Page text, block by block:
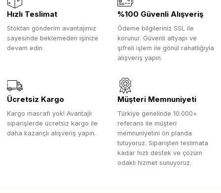
Hızlı Teslimat
Stoktan gönderim avantajımız
sayesinde beklemeden işinize
devam edin.
%100 Güvenli Alışveriş
Ödeme bilgileriniz SSL ile
korunur. Güvenli altyapı ve
şifreli işlem ile gönül rahatlığıyla
alışveriş yapın.
Ücretsiz Kargo
Kargo masrafı yok! Avantajlı
siparişlerde ücretsiz kargo ile
daha kazançlı alışveriş yapın.
Müşteri Memnuniyeti
Türkiye genelinde 10.000+
referans ile müşteri
memnuniyetini ön planda
tutuyoruz. Siparişten teslimata
kadar hızlı destek ve çözüm
odaklı hizmet sunuyoruz.